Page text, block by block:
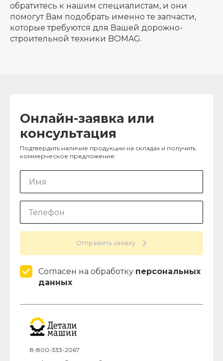
обратитесь к нашим специалистам, и они
помогут Вам подобрать именно те запчасти,
которые требуются для Вашей дорожно-
строительной техники BOMAG.
Онлайн-заявка или
консультация
Подтвердить наличие продукции на складах и получить
коммерческое предложение:
Отправить заявку
Согласен на обработку персональных
данных
8-800-333-2067